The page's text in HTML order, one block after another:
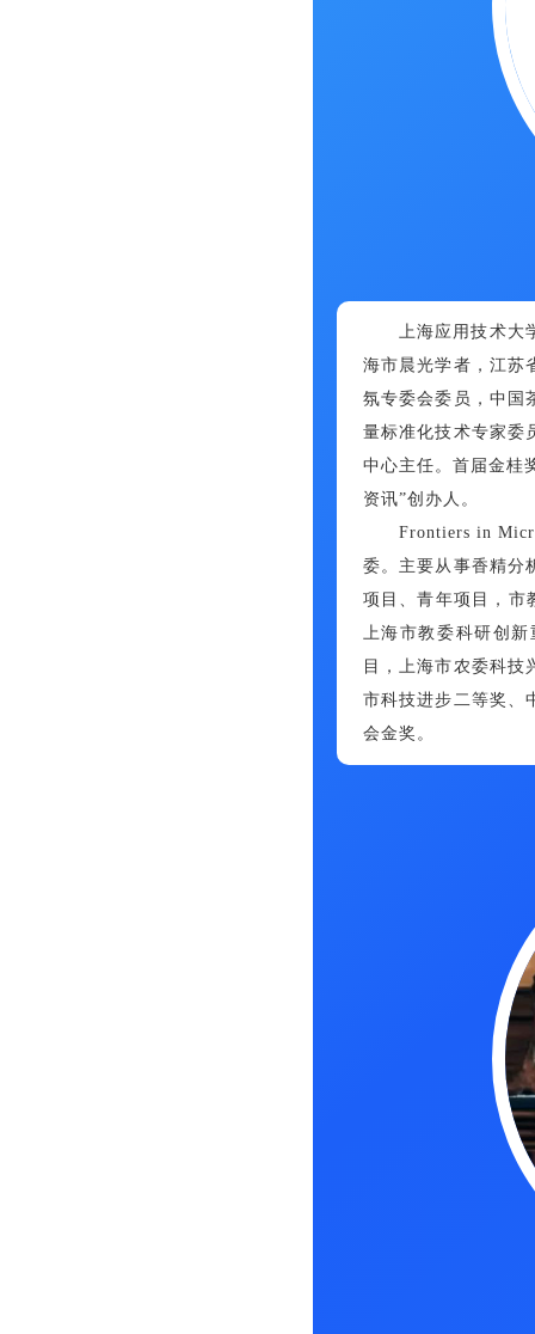
上海应用技术
海市晨光学者，江苏
氛专委会委员，中国
量标准化技术专家委
中心主任。首届金桂
资讯”创办人。
Frontiers in
委。主要从事香精分
项目、青年项目，市
上海市教委科研创
目，上海市农委科
市科技进步二等奖、
会金奖。